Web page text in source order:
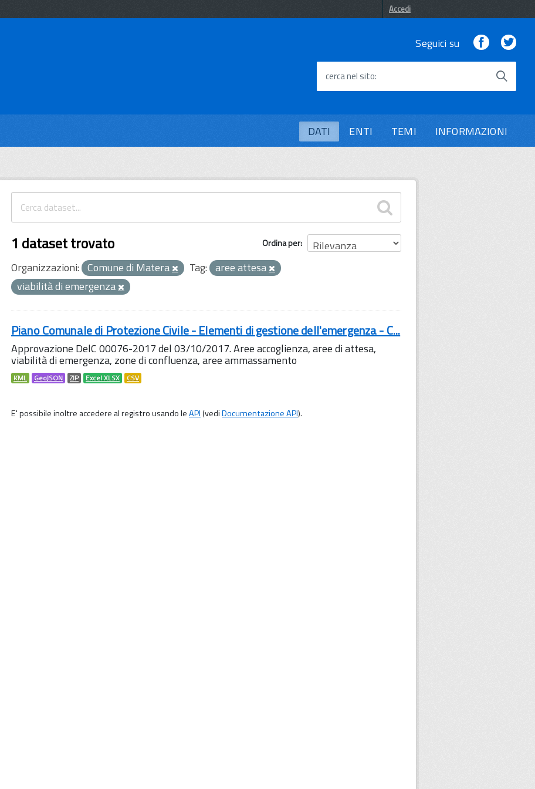
Accedi
Seguici su Facebook
cerca nel sito
DATI ENTI TEMI INFORMAZIONI
Ordina per
1 dataset trovato
Organizzazioni: Comune di Matera Tag: aree attesa
viabilità di emergenza
Piano Comunale di Protezione Civile - Elementi di gestione dell'emergenza - C...
Approvazione DelC 00076-2017 del 03/10/2017. Aree accoglienza, aree di attesa,
viabilità di emergenza, zone di confluenza, aree ammassamento
KML GeoJSON ZIP Excel XLSX CSV
E' possibile inoltre accedere al registro usando leAPI(vediDocumentazione API).